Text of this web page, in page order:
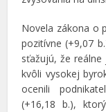
Novela zákona o
pozitívne (+9,07
sťažujú, že
kvôli vysokej
ocenili
(+16,18 b.),